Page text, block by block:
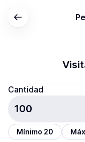
Cantidad
Mínimo 20